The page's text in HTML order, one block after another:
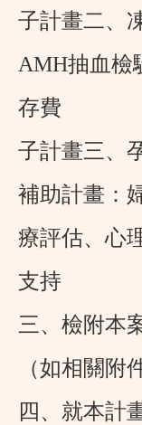
子計畫二、
AMH抽血檢
存費
子計畫三、
補助計畫 ：
療評估、心
支持
三、檢附本
（如相關附
四、就本計